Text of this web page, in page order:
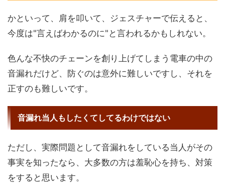
かといって、肩を叩いて、ジェスチャーで伝えると、
今度は"言えばわかるのに"と言われるかもしれない。
色んな不快のチェーンを創り上げてしまう電車の中の
音漏れだけど、防ぐのは意外に難しいですし、それを
正すのも難しいです。
音漏れ当人もしたくてしてるわけではない
ただし、実際問題として音漏れをしている当人がその
事実を知ったなら、大多数の方は羞恥心を持ち、対策
をすると思います。